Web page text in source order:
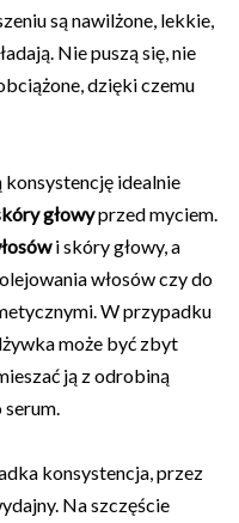
są nawilżone, lekkie,
Nie puszą się, nie
dzięki czemu
konsystencję idealnie
głowyprzed myciem.
i skóry głowy, a
włosów czy do
W przypadku
może być zbyt
ją z odrobiną
konsystencja, przez
Na szczęście